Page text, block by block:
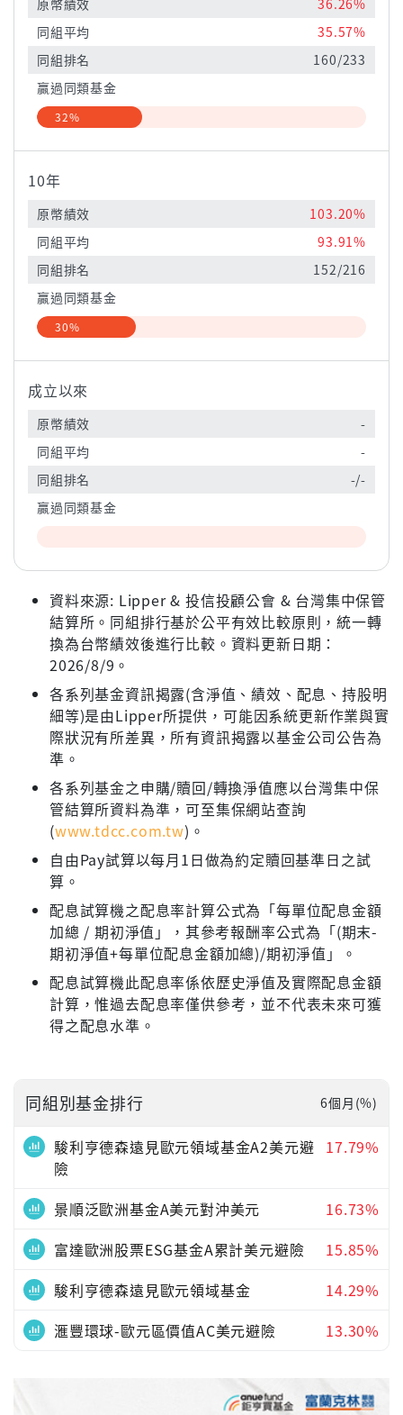
原幣績效
36.26%
同組平均
35.57%
同組排名
160/233
贏過同類基金
32%
10年
原幣績效
103.20%
同組平均
93.91%
同組排名
152/216
贏過同類基金
30%
成立以來
原幣績效
-
同組平均
-
同組排名
-/-
贏過同類基金
資料來源: Lipper & 投信投顧公會 & 台灣集中保管
結算所。同組排行基於公平有效比較原則，統一轉
換為台幣績效後進行比較。資料更新日期：
2026/8/9。
各系列基金資訊揭露(含淨值、績效、配息、持股明
細等)是由Lipper所提供，可能因系統更新作業與實
際狀況有所差異，所有資訊揭露以基金公司公告為
準。
各系列基金之申購/贖回/轉換淨值應以台灣集中保
管結算所資料為準，可至集保網站查詢
(www.tdcc.com.tw)。
自由Pay試算以每月1日做為約定贖回基準日之試
算。
配息試算機之配息率計算公式為「每單位配息金額
加總 / 期初淨值」，其參考報酬率公式為「(期末-
期初淨值+每單位配息金額加總)/期初淨值」。
配息試算機此配息率係依歷史淨值及實際配息金額
計算，惟過去配息率僅供參考，並不代表未來可獲
得之配息水準。
同組別基金排行 6個月(%)
駿利亨德森遠見歐元領域基金A2美元避
險
17.79%
景順泛歐洲基金A美元對沖美元
16.73%
富達歐洲股票ESG基金A累計美元避險
15.85%
駿利亨德森遠見歐元領域基金
14.29%
滙豐環球-歐元區價值AC美元避險
13.30%